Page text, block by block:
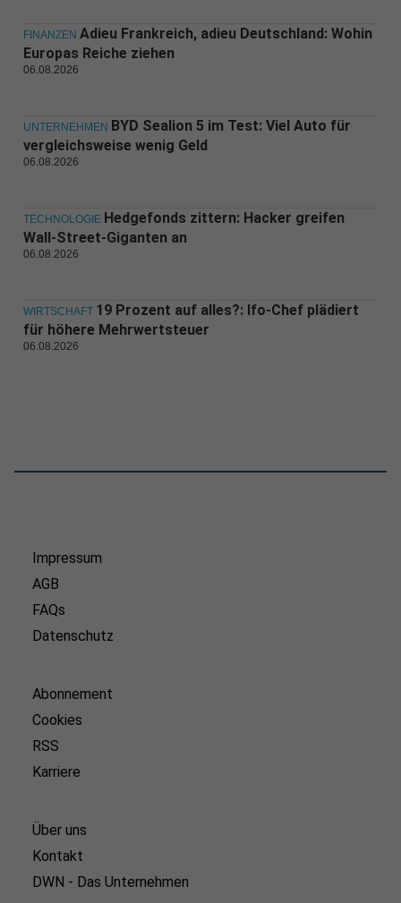
FINANZEN Adieu Frankreich, adieu Deutschland: Wohin
Europas Reiche ziehen
06.08.2026
UNTERNEHMEN BYD Sealion 5 im Test: Viel Auto für
vergleichsweise wenig Geld
06.08.2026
TECHNOLOGIE Hedgefonds zittern: Hacker greifen
Wall-Street-Giganten an
06.08.2026
WIRTSCHAFT 19 Prozent auf alles?: Ifo-Chef plädiert
für höhere Mehrwertsteuer
06.08.2026
Impressum
AGB
FAQs
Datenschutz
Abonnement
Cookies
RSS
Karriere
Über uns
Kontakt
DWN - Das Unternehmen